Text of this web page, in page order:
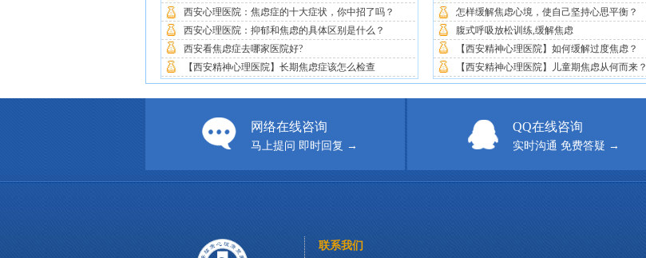
西安心理医院：焦虑症的十大症状，你中招了吗？
西安心理医院：抑郁和焦虑的具体区别是什么？
西安看焦虑症去哪家医院好?
【西安精神心理医院】长期焦虑症该怎么检查
怎样缓解焦虑心境，使自己坚持心思平衡？
腹式呼吸放松训练,缓解焦虑
【西安精神心理医院】如何缓解过度焦虑？
【西安精神心理医院】儿童期焦虑从何而来？
网络在线咨询
马上提问 即时回复 →
QQ在线咨询
实时沟通 免费答疑 →
联系我们